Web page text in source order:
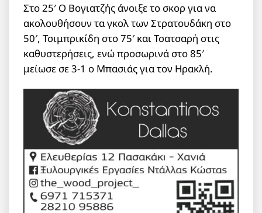
Στο 25′ Ο Βογιατζής άνοιξε το σκορ για να
ακολουθήσουν τα γκολ των Στρατουδάκη στο
50′, Τσιμπρικίδη στο 75′ και Τσατσαρή στις
καθυστερήσεις, ενώ προσωρινά στο 85′
μείωσε σε 3-1 ο Μπασιάς για τον Ηρακλή.